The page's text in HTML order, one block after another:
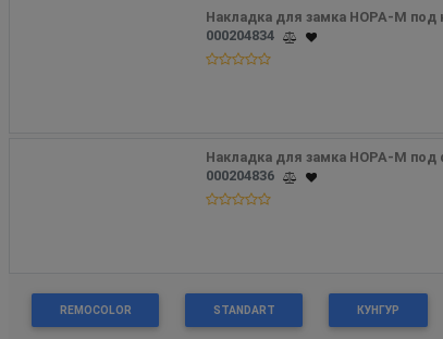
Накладка для замка НОРА-М под
000204834
Накладка для замка НОРА-М
000204836
REMOCOLOR STANDART КУНГУР